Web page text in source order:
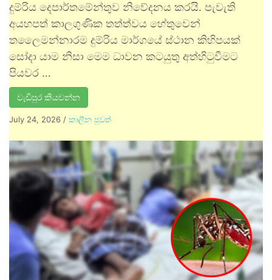
දුම්රිය දෙපාර්තමේන්තුව නිවේදනය කරයි. පැවැති
අයහපත් කාලගුණික තත්ත්වය හේතුවෙන්
තලෛමන්නාරම දුම්රිය මාර්ගයේ ස්ථාන කිහිපයක්
සෝදා යාම නිසා මෙම ධාවන කටයුතු අත්හිටුවීමට
පියවර …
වැඩිපුර කියවන්න
July 24, 2026 / කාලීන පුවත්